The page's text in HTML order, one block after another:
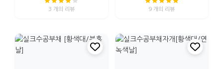
3 개의 리뷰 9 개의 리뷰